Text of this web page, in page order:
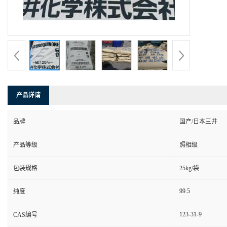
产品详请
品牌 国产/日本三井
产品等级 照相级
包装规格 25kg/袋
纯度 99.5
CAS编号 123-31-9